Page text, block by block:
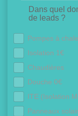
Dans quel
de leads ?
Pompes à
Isolation 1€
Chaudières
Douche 0€
ITE (Isolation
Panneaux